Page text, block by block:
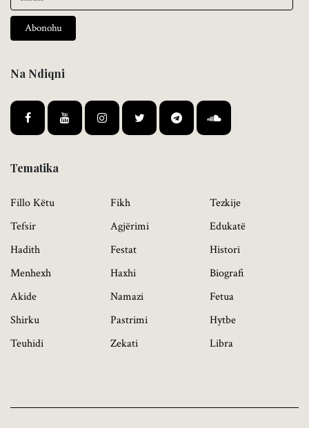
Abonohu
Na Ndiqni
Tematika
Fillo Këtu
Tefsir
Hadith
Menhexh
Akide
Shirku
Teuhidi
Fikh
Agjërimi
Festat
Haxhi
Namazi
Pastrimi
Zekati
Tezkije
Edukatë
Histori
Biografi
Fetua
Hytbe
Libra